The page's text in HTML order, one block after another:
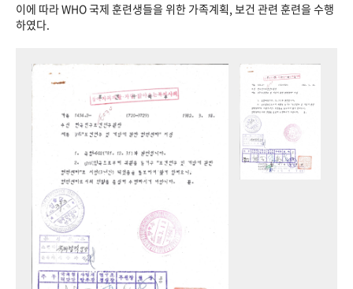
이에 따라 WHO 국제 훈련생들을 위한 가족계획, 보건 관련 훈련을 수행
하였다.